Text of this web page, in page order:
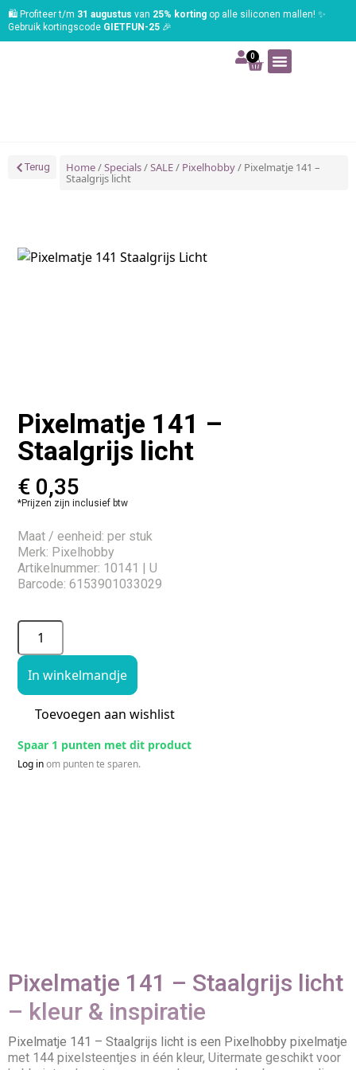
🛍️ Profiteer t/m 31 augustus van 25% korting op alle siliconen mallen! ✨
Gebruik kortingscode GIETFUN-25 🎉
0
Terug Home/Specials/SALE/ Pixelhobby/ Pixelmatje 141 –
Staalgrijs licht
Pixelmatje 141 –
Staalgrijs licht
€ 0,35
*Prijzen zijn inclusief btw
Maat / eenheid: per stuk
Merk: Pixelhobby
Artikelnummer: 10141 | U
Barcode: 6153901033029
In winkelmandje
Toevoegen aan wishlist
Spaar 1 punten met dit product
Log inom punten te sparen.
Pixelmatje 141 – Staalgrijs licht
– kleur & inspiratie
Pixelmatje 141 – Staalgrijs licht is een Pixelhobby pixelmatje
met 144 pixelsteentjes in één kleur, Uitermate geschikt voor